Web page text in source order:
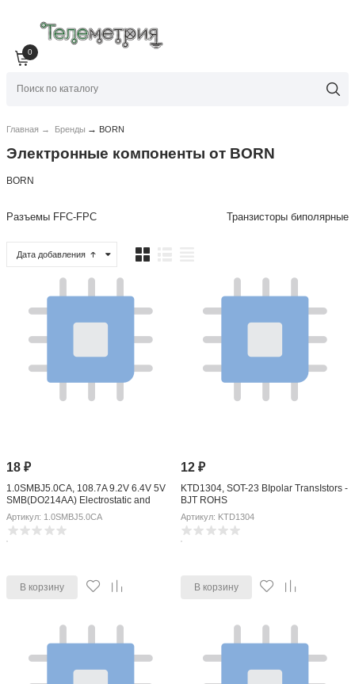
0
Главная → Бренды → BORN
Электронные компоненты от BORN
BORN
Разъемы FFC-FPC Транзисторы биполярные
Дата добавления
18₽
1.0SMBJ5.0CA, 108.7A 9.2V 6.4V 5V
SMB(DO214AA) Electrostatic and
Surge Protection (TVS/ESD) ROHS
Артикул: 1.0SMBJ5.0CA
В корзину
12 ₽
KTD1304, SOT-23 BIpolar TransIstors -
BJT ROHS
Артикул: KTD1304
В корзину